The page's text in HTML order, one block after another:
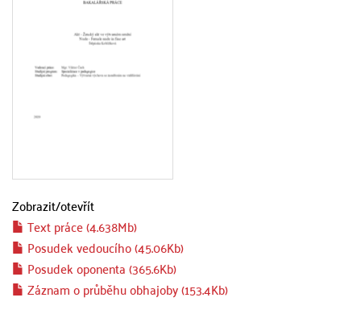
Zobrazit/otevřít
Text práce (4.638Mb)
Posudek vedoucího (45.06Kb)
Posudek oponenta (365.6Kb)
Záznam o průběhu obhajoby (153.4Kb)